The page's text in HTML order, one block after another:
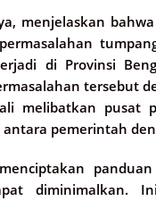
menjelaskan
di Provinsi
tersebut
melibatkan pusat
pemerintah
diminimalkan.